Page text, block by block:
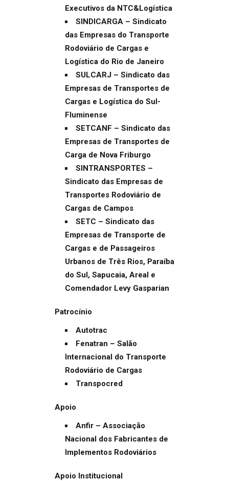
Executivos da NTC&Logística
SINDICARGA – Sindicato
das Empresas do Transporte
Rodoviário de Cargas e
Logística do Rio de Janeiro
SULCARJ – Sindicato das
Empresas de Transportes de
Cargas e Logística do Sul-
Fluminense
SETCANF – Sindicato das
Empresas de Transportes de
Carga de Nova Friburgo
SINTRANSPORTES –
Sindicato das Empresas de
Transportes Rodoviário de
Cargas de Campos
SETC – Sindicato das
Empresas de Transporte de
Cargas e de Passageiros
Urbanos de Três Rios, Paraíba
do Sul, Sapucaia, Areal e
Comendador Levy Gasparian
Patrocínio
Autotrac
Fenatran – Salão
Internacional do Transporte
Rodoviário de Cargas
Transpocred
Apoio
Anfir – Associação
Nacional dos Fabricantes de
Implementos Rodoviários
Apoio Institucional